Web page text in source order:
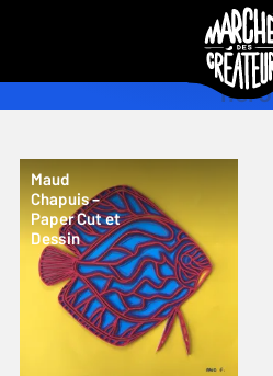
hero
Maud
Chapuis –
Paper Cut et
Dessin